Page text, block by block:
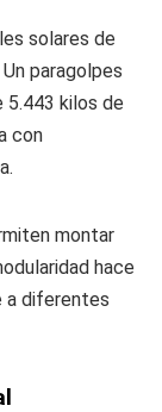
solares de
paragolpes
kilos de
con
montar
hace
a diferentes